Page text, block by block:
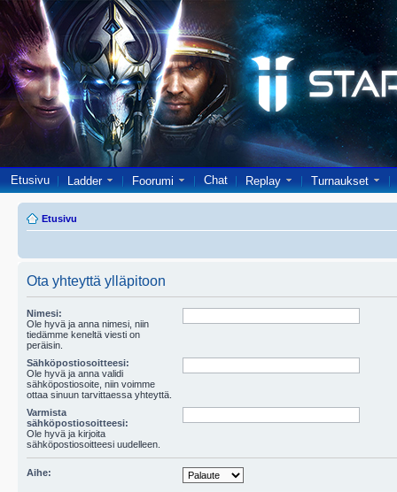
Etusivu Ladder Foorumi Chat Replay Turnaukset
Etusivu
Ota yhteyttä ylläpitoon
Nimesi:
Ole hyvä ja anna nimesi, niin
tiedämme keneltä viesti on
peräisin.
Sähköpostiosoitteesi:
Ole hyvä ja anna validi
sähköpostiosoite, niin voimme
ottaa sinuun tarvittaessa yhteyttä.
Varmista
sähköpostiosoitteesi:
Ole hyvä ja kirjoita
sähköpostiosoitteesi uudelleen.
Aihe: